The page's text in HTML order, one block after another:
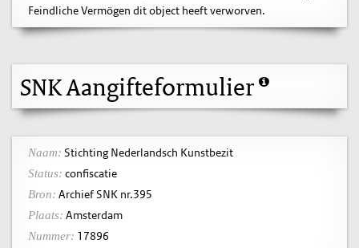
Feindliche Vermögen dit object heeft verworven.
SNK Aangifteformulier
Naam: Stichting Nederlandsch Kunstbezit
Status: confiscatie
Bron: Archief SNK nr.395
Plaats: Amsterdam
Nummer: 17896